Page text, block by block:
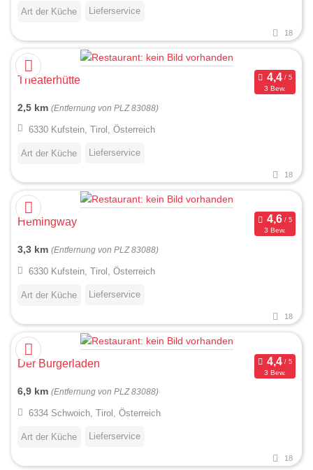
Art der Küche Lieferservice
18
Theaterhütte
3 Bew.
2,5 km (Entfernung von PLZ 83088)
6330 Kufstein, Tirol, Österreich
Art der Küche Lieferservice
18
Hemingway
3 Bew.
3,3 km (Entfernung von PLZ 83088)
6330 Kufstein, Tirol, Österreich
Art der Küche Lieferservice
18
Der Burgerladen
3 Bew.
6,9 km (Entfernung von PLZ 83088)
6334 Schwoich, Tirol, Österreich
Art der Küche Lieferservice
18